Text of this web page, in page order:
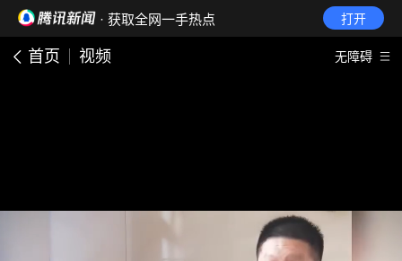
· 获取全网一手热点 打开
首页 视频 无障碍